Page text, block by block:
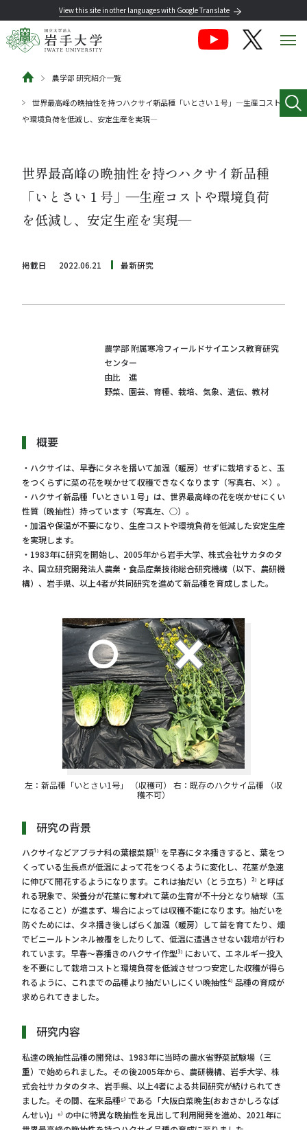
View this site in other languages with Google Translate
農学部 研究紹介一覧
世界最高峰の晩抽性を持つハクサイ新品種「いとさい１号」―生産コスト
や環境負荷を低減し、安定生産を実現―
世界最高峰の晩抽性を持つハクサイ新品種
「いとさい１号」―生産コストや環境負荷
を低減し、安定生産を実現―
掲載日 2022.06.21 最新研究
農学部 附属寒冷フィールドサイエンス教育研究
センター
由比 進
野菜、園芸、育種、栽培、気象、遺伝、教材
概要
・ハクサイは、早春にタネを播いて加温（暖房）せずに栽培すると、玉
をつくらずに菜の花を咲かせて収穫できなくなります（写真右、×）。
・ハクサイ新品種「いとさい１号」は、世界最高峰の花を咲かせにくい
性質（晩抽性）持っています（写真左、○）。
・加温や保温が不要になり、生産コストや環境負荷を低減した安定生産
を実現します。
・1983年に研究を開始し、2005年から岩手大学、株式会社サカタのタ
ネ、国立研究開発法人農業・食品産業技術総合研究機構（以下、農研機
構）、岩手県、以上4者が共同研究を進めて新品種を育成しました。
左：新品種「いとさい1号」 （収穫可） 右：既存のハクサイ品種 （収
穫不可）
研究の背景
ハクサイなどアブラナ科の葉根菜類¹⁾ を早春にタネ播きすると、葉をつ
くっている生長点が低温によって花をつくるように変化し、花茎が急速
に伸びて開花するようになります。これは抽だい（とう立ち）²⁾ と呼ば
れる現象で、栄養分が花茎に奪われて葉の生育が不十分となり結球（玉
になること）が進まず、場合によっては収穫不能になります。抽だいを
防ぐためには、タネ播き後しばらく加温（暖房）して苗を育てたり、畑
でビニールトンネル被覆をしたりして、低温に遭遇させない栽培が行わ
れています。早春～春播きのハクサイ作型³⁾ において、エネルギー投入
を不要にして栽培コストと環境負荷を低減させつつ安定した収穫が得ら
れるように、これまでの品種より抽だいしにくい晩抽性⁴⁾ 品種の育成が
求められてきました。
研究内容
私達の晩抽性品種の開発は、1983年に当時の農水省野菜試験場（三
重）で始められました。その後2005年から、農研機構、岩手大学、株
式会社サカタのタネ、岩手県、以上4者による共同研究が続けられてき
ました。その間、在来品種⁵⁾ である「大阪白菜晩生(おおさかしろなば
んせい)」⁶⁾ の中に特異な晩抽性を見出して利用開発を進め、2021年に